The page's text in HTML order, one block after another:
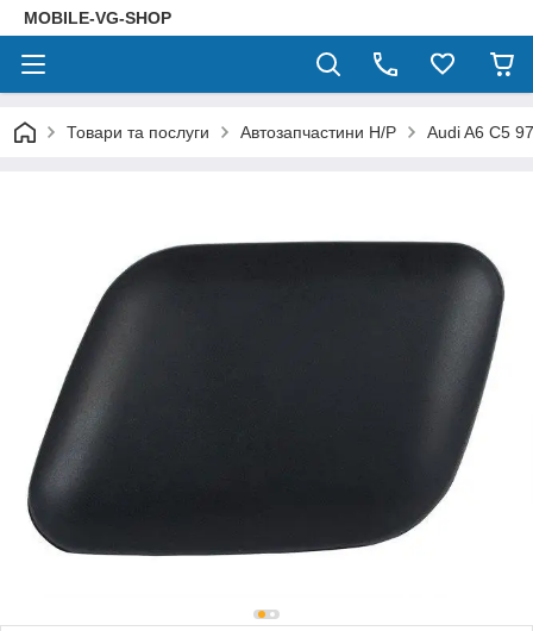
MOBILE-VG-SHOP
Товари та послуги Автозапчастини Н/Р Audi A6 C5